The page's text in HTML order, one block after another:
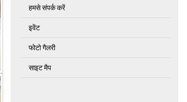
हमसे संपर्क करें
इवेंट
फोटो गैलरी
साइट मैप